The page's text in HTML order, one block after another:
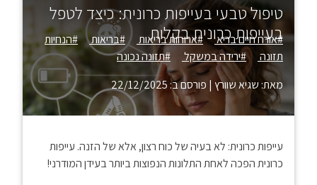
טיפול טבעי בעייפות כרונית: כיצד לטפל
בעייפות כרונית בקלות
#אורח חיים בריא #ארוחות בריאות #בריאות
#הנחיות
תזונה
#ירידה במשקל
#תזונה נכונה
מאת: שגיא שוורץ | פורסם ב: 22/12/2025
עייפות כרונית: לא בעיה של כוח רצון, אלא של הזנה. עייפות
כרונית הפכה לאחת התלונות הנפוצות ביותר בעידן המודרני!